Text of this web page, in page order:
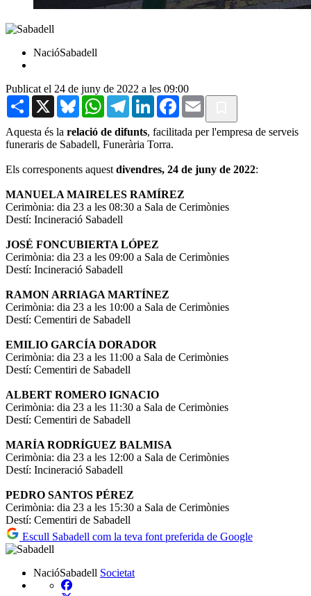
NacióSabadell
Publicat el 24 de juny de 2022 a les 09:00
Share X BlueskyWhatsAppTelegramLinkedInFacebook
Email
Aquesta és la relació de difunts, facilitada per l'empresa de serveis
funeraris de Sabadell, Funerària Torra.
Els corresponents aquest divendres, 24 de juny de 2022:
MANUELA MAIRELES RAMÍREZ
Cerimònia: dia 23 a les 08:30 a Sala de Cerimònies
Destí: Incineració Sabadell
JOSÉ FONCUBIERTA LÓPEZ
Cerimònia: dia 23 a les 09:00 a Sala de Cerimònies
Destí: Incineració Sabadell
RAMON ARRIAGA MARTÍNEZ
Cerimònia: dia 23 a les 10:00 a Sala de Cerimònies
Destí: Cementiri de Sabadell
EMILIO GARCÍA DORADOR
Cerimònia: dia 23 a les 11:00 a Sala de Cerimònies
Destí: Cementiri de Sabadell
ALBERT ROMERO IGNACIO
Cerimònia: dia 23 a les 11:30 a Sala de Cerimònies
Destí: Cementiri de Sabadell
MARÍA RODRÍGUEZ BALMISA
Cerimònia: dia 23 a les 12:00 a Sala de Cerimònies
Destí: Incineració Sabadell
PEDRO SANTOS PÉREZ
Cerimònia: dia 23 a les 15:30 a Sala de Cerimònies
Destí: Cementiri de Sabadell
Escull Sabadell com la teva font preferida de Google
NacióSabadell Societat